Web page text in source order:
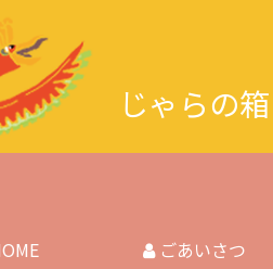
じゃらの箱
ごあいさつ